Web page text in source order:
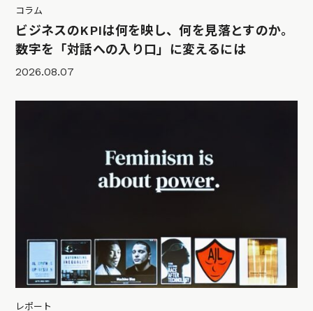
コラム
ビジネスのKPIは何を映し、何を見落とすのか。
数字を「対話への入り口」に変えるには
2026.08.07
レポート